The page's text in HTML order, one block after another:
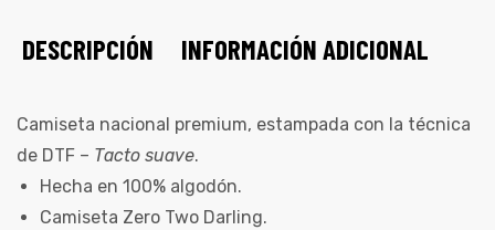
DESCRIPCIÓN INFORMACIÓN ADICIONAL
Camiseta nacional premium, estampada con la técnica
de DTF – Tacto suave.
Hecha en 100% algodón.
Camiseta Zero Two Darling.